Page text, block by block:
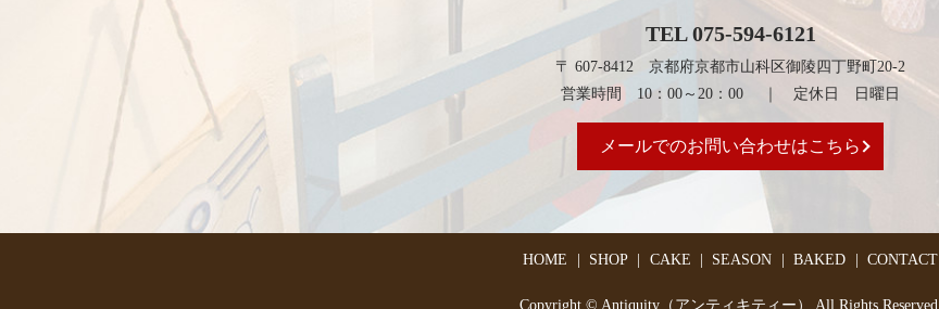
TEL 075-594-6121
〒 607-8412 京都府京都市山科区御陵四丁野町20-2
営業時間 10：00～20：00 ｜ 定休日 日曜日
メールでのお問い合わせはこちら
HOME SHOP CAKE SEASON BAKED CONTACT
Copyright © Antiquity（アンティキティー） All Rights Reserved.